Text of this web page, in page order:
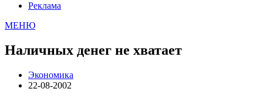
Реклама
МЕНЮ
Наличных денег не хватает
Экономика
22-08-2002